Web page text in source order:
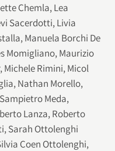
Chemla, Lea
Sacerdotti, Livia
Manuela Borchi De
Momigliano, Maurizio
Michele Rimini, Micol
Nathan Morello,
Meda,
Lanza, Roberto
Sarah Ottolenghi
Coen Ottolenghi,